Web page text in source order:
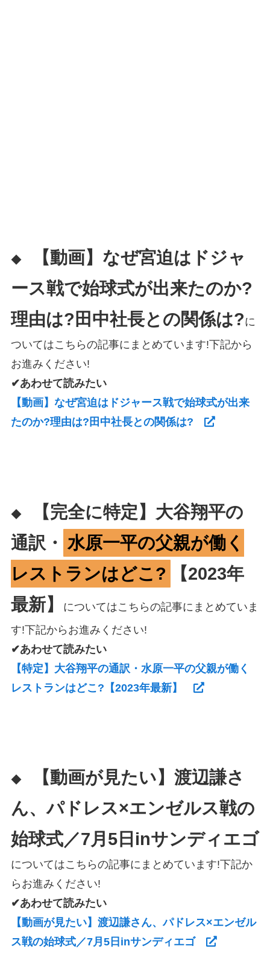
◆
【動画】なぜ宮迫はドジャ
ース戦で始球式が出来たのか?
理由は?田中社長との関係は?に
ついてはこちらの記事にまとめています!下記から
お進みください!
✔あわせて読みたい
【動画】なぜ宮迫はドジャース戦で始球式が出来
たのか?理由は?田中社長との関係は?
◆
【完全に特定】大谷翔平の
通訳・ 水原一平の父親が働く
レストランはどこ?
【2023年
最新】
についてはこちらの記事にまとめていま
す!下記からお進みください!
✔あわせて読みたい
【特定】大谷翔平の通訳・水原一平の父親が働く
レストランはどこ?【2023年最新】
◆
【動画が見たい】渡辺謙さ
ん、パドレス×エンゼルス戦の
始球式／7月5日inサンディエゴ
についてはこちらの記事にまとめています!下記か
らお進みください!
✔あわせて読みたい
【動画が見たい】渡辺謙さん、パドレス×エンゼル
ス戦の始球式／7月5日inサンディエゴ